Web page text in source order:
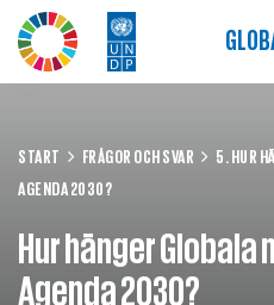
GLOBALA MÅLEN
SKOLA
START FRÅGOR OCH SVAR
5. HUR
AGENDA 2030?
Hur hänger Globala
Agenda 2030?